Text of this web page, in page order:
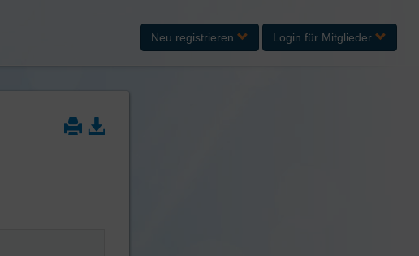
Neu registrieren Login für Mitglieder